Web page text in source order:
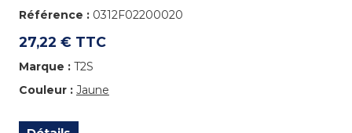
Référence :0312F02200020
27,22 € TTC
Marque : T2S
Couleur : Jaune